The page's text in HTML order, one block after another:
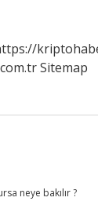
Sitemap
neye bakılır ?